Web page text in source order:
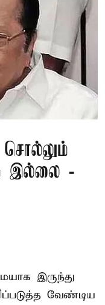
சொல்லும்
இல்லை -
இருந்து
வேண்டிய